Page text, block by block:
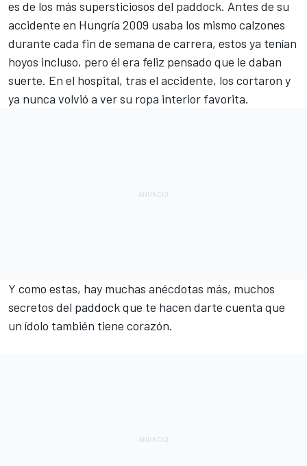
es de los más supersticiosos del paddock. Antes de su
accidente en Hungría 2009 usaba los mismo calzones
durante cada fin de semana de carrera, estos ya tenían
hoyos incluso, pero él era feliz pensado que le daban
suerte. En el hospital, tras el accidente, los cortaron y
ya nunca volvió a ver su ropa interior favorita.
Y como estas, hay muchas anécdotas más, muchos
secretos del paddock que te hacen darte cuenta que
un ídolo también tiene corazón.